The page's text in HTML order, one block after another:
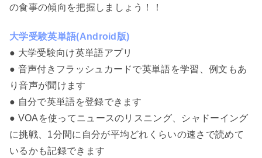
の食事の傾向を把握しましょう！！
大学受験英単語(Android版)
● 大学受験向け英単語アプリ
● 音声付きフラッシュカードで英単語を学習、例文もあ
り音声が聞けます
● 自分で英単語を登録できます
● VOAを使ってニュースのリスニング、シャドーイング
に挑戦、1分間に自分が平均どれくらいの速さで読めて
いるかも記録できます